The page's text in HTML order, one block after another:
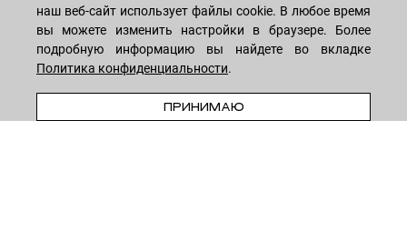
В КОРЗИНУ
МАГАЗИН
наш веб-сайт использует файлы cookie. В любое время
вы можете изменить настройки в браузере. Более
подробную информацию вы найдете во вкладке
Политика конфиденциальности.
ПРИНИМАЮ